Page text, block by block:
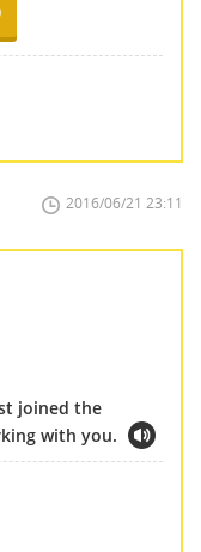
2016/06/21 23:11
joined the
with you.